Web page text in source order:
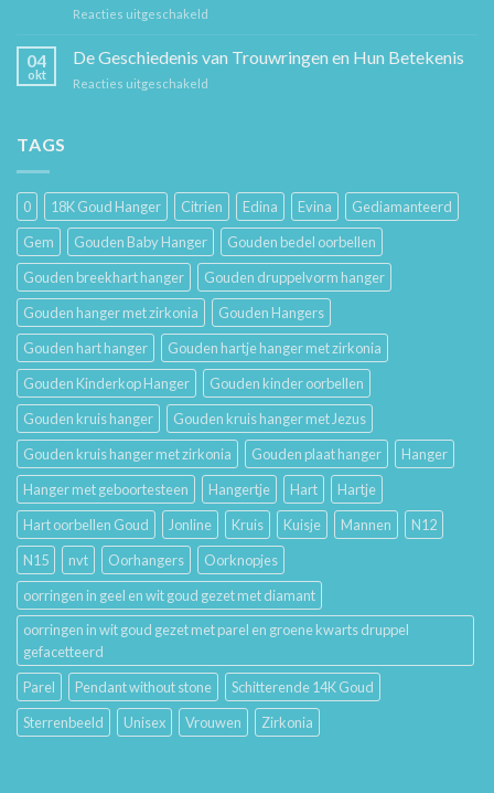
Hem
Reacties uitgeschakeld
Verzorging:
04
okt
De Geschiedenis van Trouwringen en Hun Betekenis
Reacties uitgeschakeld
Hun
Betekenis
TAGS
0 18K Goud Hanger Citrien Edina Evina
Gediamanteerd
Gem
Gouden Baby Hanger
Gouden bedel oorbellen
Gouden breekhart hanger
Gouden druppelvorm hanger
Gouden hanger met zirkonia
Gouden Hangers
Gouden hart hanger
Gouden hartje hanger met zirkonia
Gouden Kinderkop Hanger
Gouden kinder oorbellen
Gouden kruis hanger
Gouden kruis hanger met Jezus
Gouden kruis hanger met zirkonia
Gouden plaat hanger
Hanger
Hanger met geboortesteen
Hangertje Hart
Hartje
Hart oorbellen Goud
Jonline Kruis Kuisje Mannen
N12
N15
nvt Oorhangers
Oorknopjes
oorringen in geel en wit goud gezet met diamant
oorringen in wit goud gezet met parel en groene kwarts druppel
gefacetteerd
Parel
Pendant without stone
Schitterende 14K Goud
Sterrenbeeld
Unisex Vrouwen Zirkonia